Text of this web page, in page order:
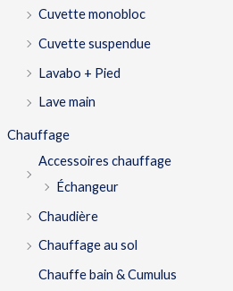
Cuvette monobloc
Cuvette suspendue
Lavabo + Pied
Lave main
Chauffage
Accessoires chauffage
Échangeur
Chaudière
Chauffage au sol
Chauffe bain & Cumulus